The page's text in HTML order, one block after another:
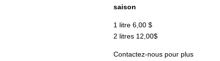
saison
1 litre 6,00 $
2 litres 12,00$
Contactez-nous pour plus